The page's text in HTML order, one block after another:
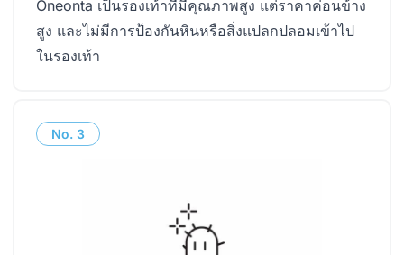
Oneonta เป็นรองเท้าที่มีคุณภาพสูง แต่ราคาค่อนข้าง
สูง และไม่มีการป้องกันหินหรือสิ่งแปลกปลอมเข้าไป
ในรองเท้า
No. 3